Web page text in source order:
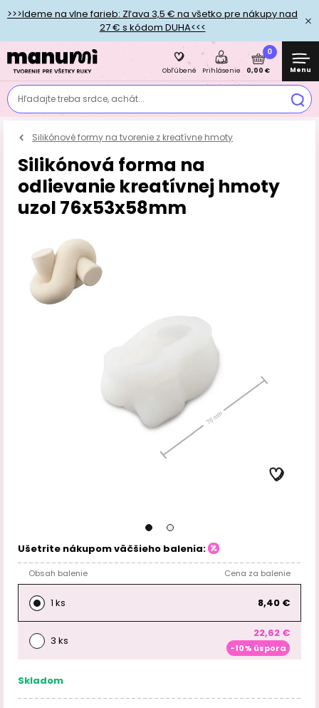
>>>Ideme na vlne farieb: Zľava 3,5 € na všetko pre nákupy nad
27 € s kódom DUHA<<<
Hľadajte treba srdce, achát...
Obľúbené Prihlásenie
0
0,00 € Menu
Silikónové formy na tvorenie z kreatívne hmoty
Silikónová forma na
odlievanie kreatívnej hmoty
uzol 76x53x58mm
Ušetrite nákupom väčšieho balenia:
Obsah balenie Cena za balenie
1 ks 8,40 €
3 ks
22,62 €
-10% úspora
Skladom